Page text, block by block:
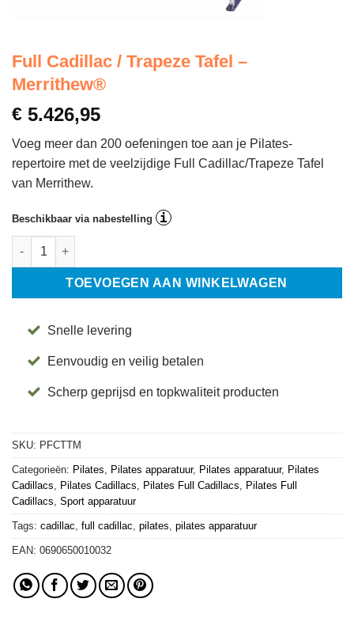
Full Cadillac / Trapeze Tafel –
Merrithew®
€ 5.426,95
Voeg meer dan 200 oefeningen toe aan je Pilates-
repertoire met de veelzijdige Full Cadillac/Trapeze Tafel
van Merrithew.
Beschikbaar via nabestelling i
Full Cadillac / Trapeze Tafel – Merrithew® aantal
TOEVOEGEN AAN WINKELWAGEN
Snelle levering
Eenvoudig en veilig betalen
Scherp geprijsd en topkwaliteit producten
SKU: PFCTTM
Categorieën: Pilates Pilates apparatuur, Pilates apparatuur, Pilates
Cadillacs
Pilates Cadillacs Pilates Full Cadillacs
Pilates Full
Cadillacs Sport apparatuur
Tags: cadillac full cadillac pilates pilates apparatuur
EAN: 0690650010032